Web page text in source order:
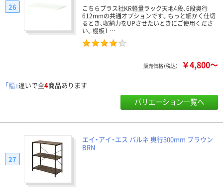
こちらプラス社KR軽量ラック天地4段、6段奥行
612mmの共通オプションです。もっと細かく仕切
るとき、収納力をUPさせたいときにご使用くださ
い。棚板1 …
26
販売価格（税込） ￥4,800～
「幅」違いで全4商品あります
バリエーション一覧へ
エイ・アイ・エス バルネ 奥行300mm ブラウン
BRN
27